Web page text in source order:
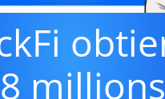
millions